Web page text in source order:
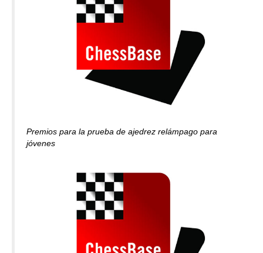
Premios para la prueba de ajedrez relámpago para
jóvenes